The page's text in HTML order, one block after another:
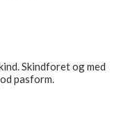
Skindforet og med
pasform.